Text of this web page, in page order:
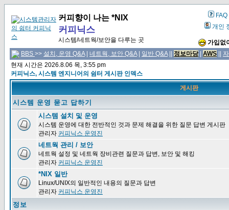
커피향이 나는 *NIX
커피닉스
시스템/네트웍/보안을 다루는 곳
FAQ
개인
가입없
BBS >> 설치, 운영 Q&A| 네트웍, 보안 Q&A| 일반 Q&A|| 정보마당| AWS
현재 시간은 2026.8.06 목, 3:55 pm
커피닉스, 시스템 엔지니어의 쉼터 게시판 인덱스
게시판
시스템 운영 묻고 답하기
시스템 설치 및 운영
시스템 운영에 대한 전반적인 것과 문제 해결을 위한 질문 답변 게시판
관리자 커피닉스 운영진
네트웍 관리 / 보안
네트웍 설정 및 네트웍 장비관련 질문과 답변, 보안 및 해킹
관리자 커피닉스 운영진
*NIX 일반
Linux/UNIX의 일반적인 내용의 질문과 답변
관리자 커피닉스 운영진
정보